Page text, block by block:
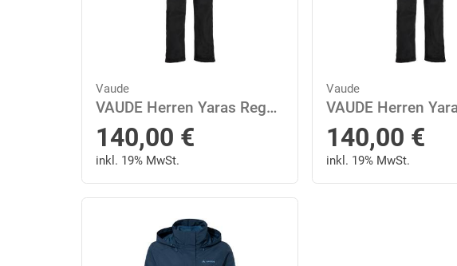
Vaude
VAUDE Herren Yaras Regenhose III
140,00 €
inkl. 19% MwSt.
Vaude
140,00 €
inkl. 19% MwSt.